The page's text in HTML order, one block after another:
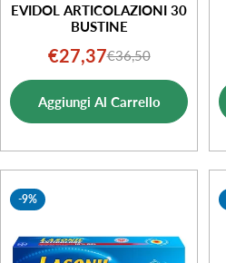
EVIDOL ARTICOLAZIONI 30
BUSTINE
Prezzo
di
vendita
€27,37Prezzo
normale
€36,50
Aggiungi Al Carrello
-9%